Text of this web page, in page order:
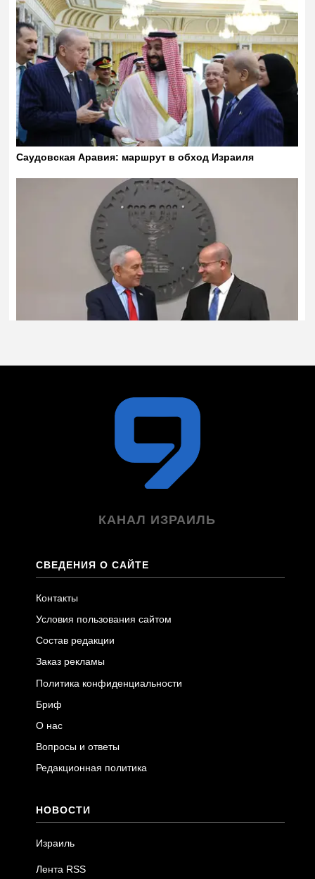
КАНАЛ ИЗРАИЛЬ
СВЕДЕНИЯ О САЙТЕ
Контакты
Условия пользования сайтом
Состав редакции
Заказ рекламы
Политика конфиденциальности
Бриф
О нас
Вопросы и ответы
Редакционная политика
НОВОСТИ
Израиль
Лента RSS